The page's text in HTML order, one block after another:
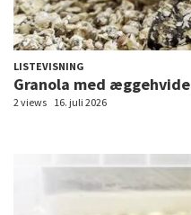
LISTEVISNING
Granola med æggehvide
2 views 16. juli 2026